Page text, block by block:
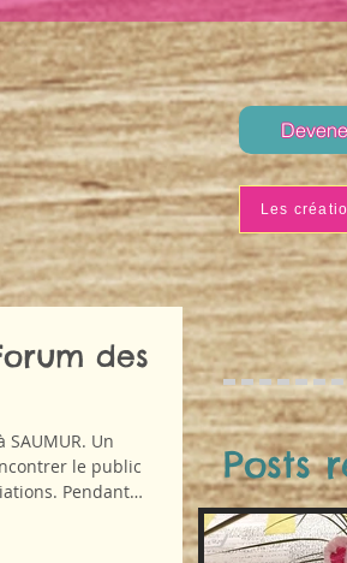
Les
des
SAUMUR. Un
le public
Pendant
Posts